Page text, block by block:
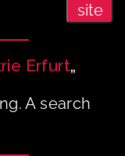
site
Erfurt„
A search